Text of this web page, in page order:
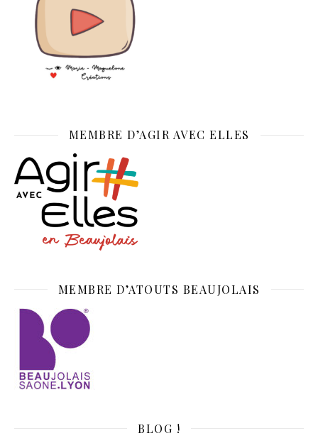
MEMBRE D’AGIR AVEC ELLES
MEMBRE D’ATOUTS BEAUJOLAIS
BLOG !